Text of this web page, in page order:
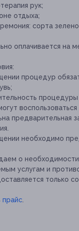
рук;
отдыха;
сорта
оплачивается на
процедур
процедуры
предварительная
необходимо
о необходимости
услугам и
только
прайс